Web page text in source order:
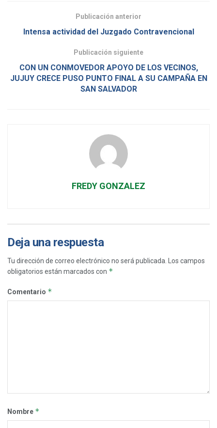
Publicación anterior
Intensa actividad del Juzgado Contravencional
Publicación siguiente
CON UN CONMOVEDOR APOYO DE LOS VECINOS,
JUJUY CRECE PUSO PUNTO FINAL A SU CAMPAÑA EN
SAN SALVADOR
FREDY GONZALEZ
Deja una respuesta
Tu dirección de correo electrónico no será publicada.
Los campos
obligatorios están marcados con *
Comentario *
Nombre *